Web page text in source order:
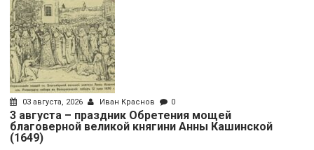
03 августа, 2026 Иван Краснов 0
3 августа – праздник Обретения мощей
благоверной великой княгини Анны Кашинской
(1649)